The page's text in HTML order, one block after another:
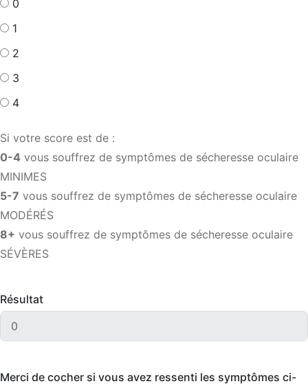
0
1
2
3
4
Si votre score est de :
0-4 vous souffrez de symptômes de sécheresse oculaire
MINIMES
5-7 vous souffrez de symptômes de sécheresse oculaire
MODÉRÉS
8+ vous souffrez de symptômes de sécheresse oculaire
SÉVÈRES
Résultat
Merci de cocher si vous avez ressenti les symptômes ci-